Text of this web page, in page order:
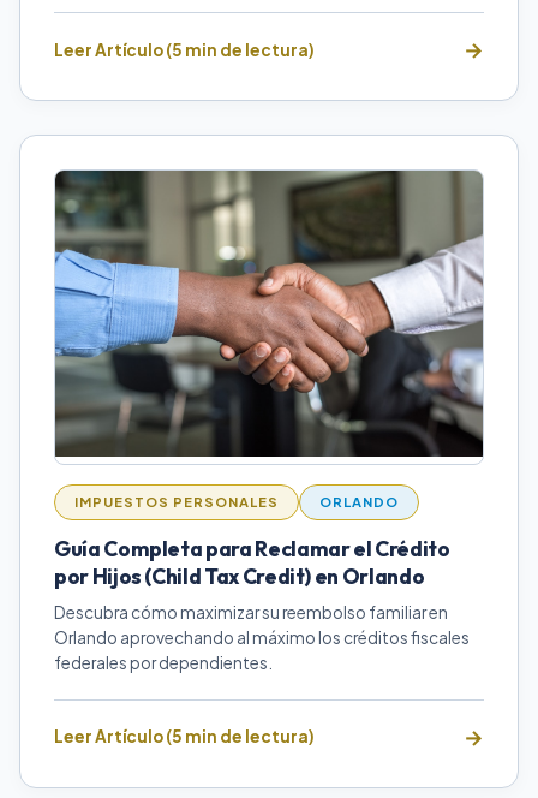
Leer Artículo (5 min de lectura)
IMPUESTOS PERSONALES ORLANDO
Guía Completa para Reclamar el Crédito
por Hijos (Child Tax Credit) en Orlando
Descubra cómo maximizar su reembolso familiar en
Orlando aprovechando al máximo los créditos fiscales
federales por dependientes.
Leer Artículo (5 min de lectura)